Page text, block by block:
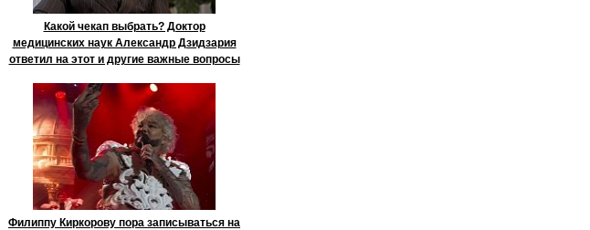
Какой чекап выбрать? Доктор
медицинских наук Александр Дзидзария
ответил на этот и другие важные вопросы
Филиппу Киркорову пора записываться на